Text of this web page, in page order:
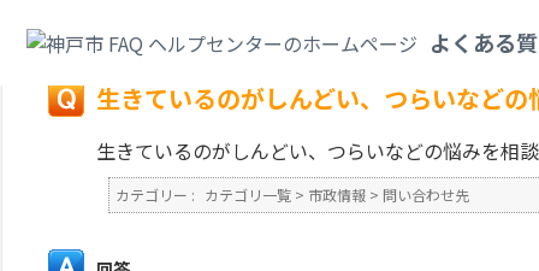
よくある
戻る
生きているのがしんどい、つらいなど
生きているのがしんどい、つらいなどの悩みを相
カテゴリー : カテゴリ一覧 > 市政情報 > 問い合わせ先